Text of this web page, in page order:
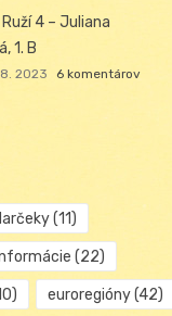
4 – Juliana
1. B
2023 6 komentárov
(11)
(22)
euroregióny(42)